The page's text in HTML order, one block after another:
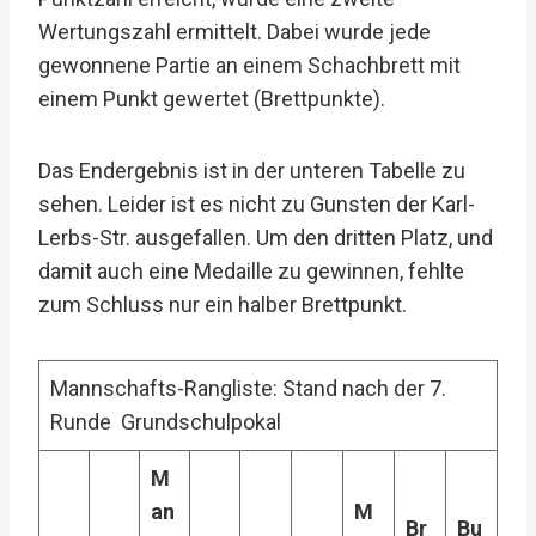
Wertungszahl ermittelt. Dabei wurde jede
gewonnene Partie an einem Schachbrett mit
einem Punkt gewertet (Brettpunkte).
Das Endergebnis ist in der unteren Tabelle zu
sehen. Leider ist es nicht zu Gunsten der Karl-
Lerbs-Str. ausgefallen. Um den dritten Platz, und
damit auch eine Medaille zu gewinnen, fehlte
zum Schluss nur ein halber Brettpunkt.
Mannschafts-Rangliste: Stand nach der 7.
Runde Grundschulpokal
M
an
M
Br
Bu